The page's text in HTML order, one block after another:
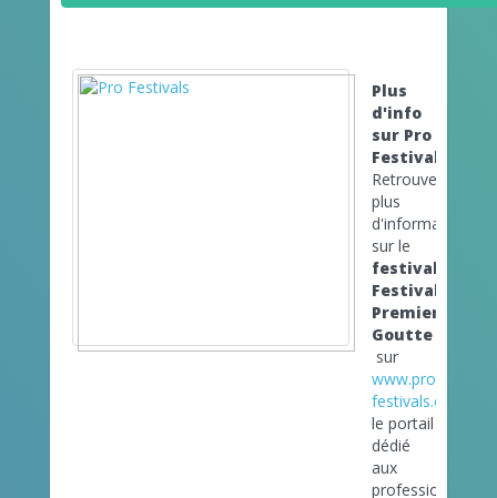
Plus
d'info
sur Pro
Festivals
Retrouvez
plus
d'informations
sur le
festival
Festival
Premiere
Goutte
sur
www.pro-
festivals.com
le portail
dédié
aux
professionnels